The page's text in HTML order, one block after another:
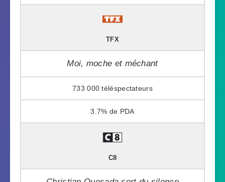
TFX
Moi, moche et méchant
733 000
3.7%
C8